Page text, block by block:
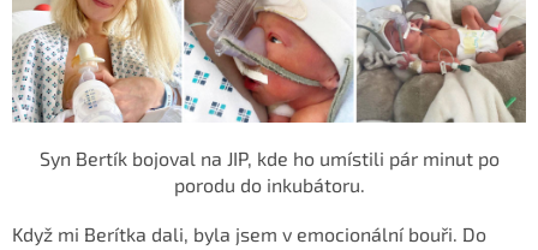
Syn Bertík bojoval na JIP, kde ho umístili pár minut po
porodu do inkubátoru.
Když mi Berítka dali, byla jsem v emocionální bouři. Do